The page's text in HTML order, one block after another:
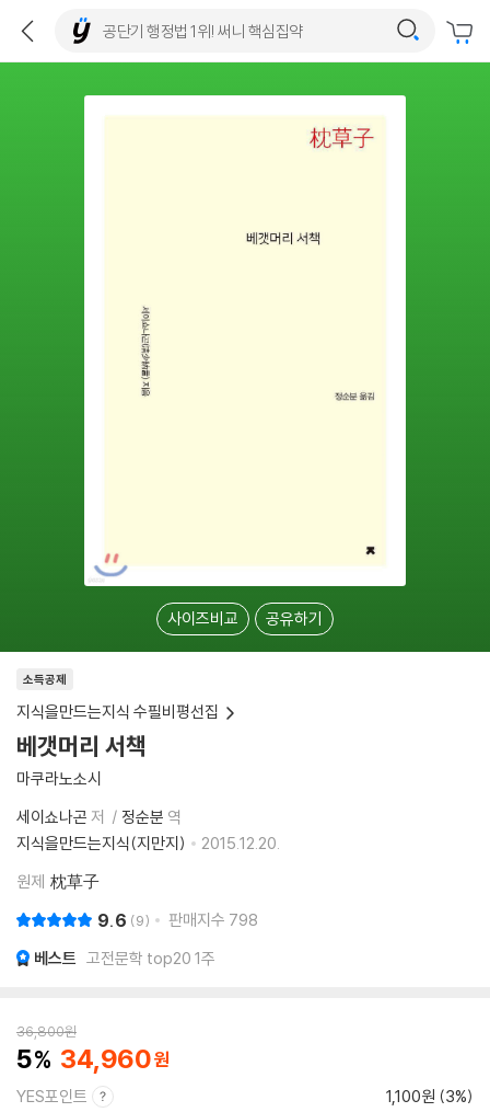
사이즈비교 공유하기
소득공제
지식을만드는지식 수필비평선집
베갯머리 서책
마쿠라노소시
세이쇼나곤 저 정순분 역
지식을만드는지식(지만지)
2015.12.20.
원제 枕草子
9.6 9 판매지수 798
베스트 고전문학 top20 1주
36,800원
5 34,960
YES포인트 1,100원 (3%)